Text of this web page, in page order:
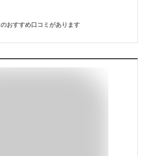
のおすすめ口コミがあります